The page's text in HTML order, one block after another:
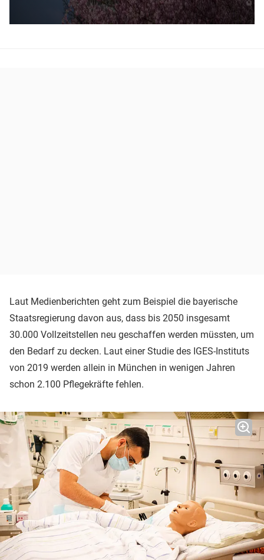
Laut Medienberichten geht zum Beispiel die bayerische
Staatsregierung davon aus, dass bis 2050 insgesamt
30.000 Vollzeitstellen neu geschaffen werden müssten, um
den Bedarf zu decken. Laut einer Studie des IGES-Instituts
von 2019 werden allein in München in wenigen Jahren
schon 2.100 Pflegekräfte fehlen.